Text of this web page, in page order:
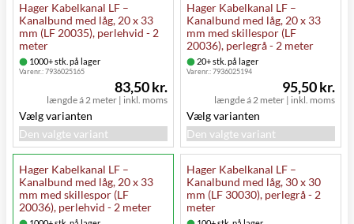
Hager Kabelkanal LF –
Kanalbund med låg, 20 x 33
mm (LF 20035), perlehvid - 2
meter
1000+ stk. på lager
Varenr.:7936025165
længde á 2 meter | inkl. moms
83,50 kr.
Vælg varianten
Den valgte variant
Hager Kabelkanal LF –
Kanalbund med låg, 20 x 33
mm med skillespor (LF
20036), perlegrå - 2 meter
20+ stk. på lager
Varenr.:7936025194
længde á 2 meter | inkl. moms
95,50 kr.
Vælg varianten
Den valgte variant
Hager Kabelkanal LF –
Kanalbund med låg, 20 x 33
mm med skillespor (LF
20036), perlehvid - 2 meter
Hager Kabelkanal LF –
Kanalbund med låg, 30 x 30
mm (LF 30030), perlegrå - 2
meter